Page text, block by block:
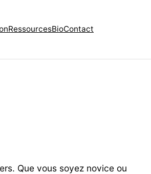
RessourcesBioContact
Que vous soyez novice ou